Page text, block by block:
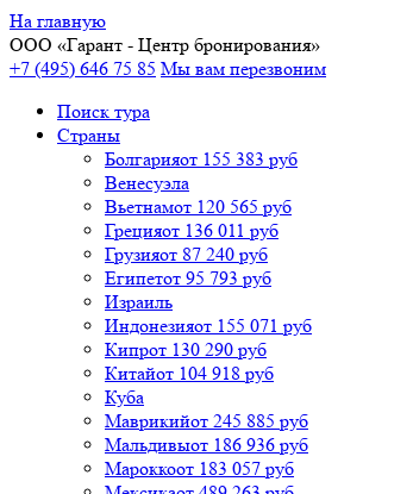
На главную
ООО «Гарант - Центр бронирования»
+7 (495) 646 75 85 Мы вам перезвоним
Поиск тура
Cтраны
Болгарияот 155 383 руб
Венесуэла
Вьетнамот 120 565 руб
Грецияот 136 011 руб
Грузияот 87 240 руб
Египетот 95 793 руб
Израиль
Индонезияот 155 071 руб
Кипрот 130 290 руб
Китайот 104 918 руб
Куба
Маврикийот 245 885 руб
Мальдивыот 186 936 руб
Мароккоот 183 057 руб